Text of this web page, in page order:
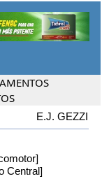
E.J. GEZZI
Central]